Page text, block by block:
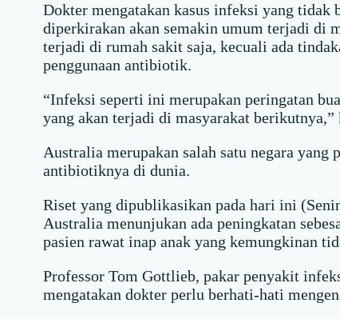
Dokter mengatakan kasus infeksi yang tidak
diperkirakan akan semakin umum terjadi di
terjadi di rumah sakit saja, kecuali ada
penggunaan antibiotik.
“Infeksi seperti ini merupakan peringatan
yang akan terjadi di masyarakat berikutnya,”
Australia merupakan salah satu negara
antibiotiknya di dunia.
Riset yang dipublikasikan pada hari ini
Australia menunjukan ada peningkatan
pasien rawat inap anak yang kemungkinan
Professor Tom Gottlieb, pakar penyakit
mengatakan dokter perlu berhati-hati